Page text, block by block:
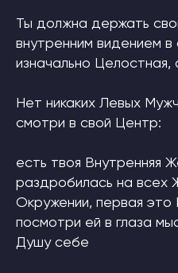
Ты должна держать
внутренним видением
изначально
Нет никаких Левых
смотри в свой Центр:
есть твоя Внутренняя
раздробилась на всех
Окружении, первая
посмотри ей в глаза
Душу себе